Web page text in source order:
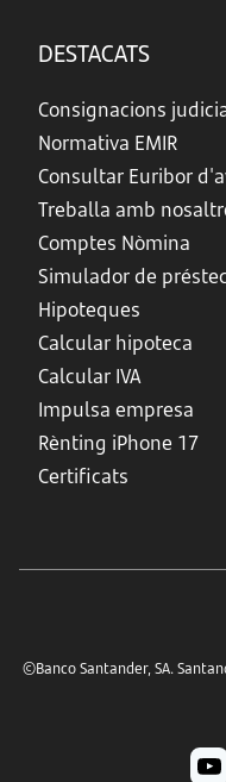
DESTACATS
Consignacions
Normativa EMIR
Consultar Euribor
Treballa amb
Comptes Nòmina
Simulador de
Hipoteques
Calcular hipoteca
Calcular IVA
Impulsa empresa
Rènting iPhone 17
Certificats
©Banco Santander, SA.